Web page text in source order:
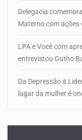
Delegacia
Materno com ações
LPA e Você com
entrevistou Gutho
Da Depressão à
lugar da mulher é